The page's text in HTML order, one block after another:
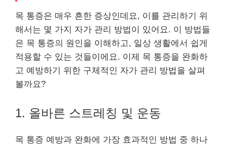
목 통증은 매우 흔한 증상인데요, 이를 관리하기 위
해서는 몇 가지 자가 관리 방법이 있어요. 이 방법들
은 목 통증의 원인을 이해하고, 일상 생활에서 쉽게
적용할 수 있는 것들이에요. 이제 목 통증을 완화하
고 예방하기 위한 구체적인 자가 관리 방법을 살펴
볼까요?
1. 올바른 스트레칭 및 운동
목 통증 예방과 완화에 가장 효과적인 방법 중 하나